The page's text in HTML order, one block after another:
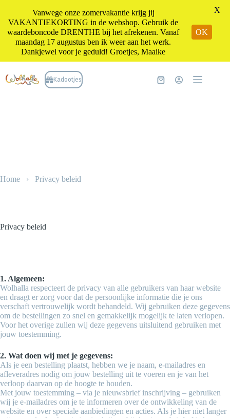
naar
de
Kadootjes Winkelwagen
Home › Privacy beleid
Privacy beleid
1. Algemeen:
Wolhalla respecteert de privacy van alle gebruikers van haar website
en draagt er zorg voor dat de persoonlijke informatie die je ons
verschaft vertrouwelijk wordt behandeld. Wij gebruiken deze gegevens
om de bestellingen zo snel en gemakkelijk mogelijk te laten verlopen.
Voor het overige zullen wij deze gegevens uitsluitend gebruiken met
jouw toestemming.
2. Wat doen wij met je gegevens:
Als je een bestelling plaatst, hebben we je naam, e-mailadres en
afleveradres nodig om jouw bestelling uit te voeren en je van het
verloop daarvan op de hoogte te houden.
Met jouw toestemming – via je nieuwsbrief inschrijving – gebruiken
wij je e-mailadres om je te informeren over de ontwikkeling van de
website en over speciale aanbiedingen en acties. Als je hier niet langer
Vanwege onze zomervakantie krijg jij
VAKANTIEKORTING in de webshop. Gebruik de
waardeboncode DRENTHE bij het afrekenen. Vanaf
maandag 17 augustus ben ik weer aan het werk.
Dankjewel voor je geduld! Groetjes, Maaike
OK
X